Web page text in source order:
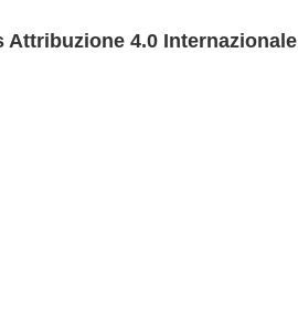
Attribuzione 4.0 Internazionale